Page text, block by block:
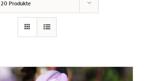
20 Produkte